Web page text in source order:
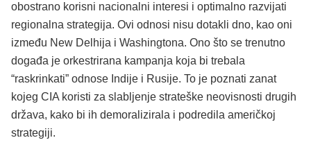
obostrano korisni nacionalni interesi i optimalno razvijati
regionalna strategija. Ovi odnosi nisu dotakli dno, kao oni
između New Delhija i Washingtona. Ono što se trenutno
događa je orkestrirana kampanja koja bi trebala
“raskrinkati” odnose Indije i Rusije. To je poznati zanat
kojeg CIA koristi za slabljenje strateške neovisnosti drugih
država, kako bi ih demoralizirala i podredila američkoj
strategiji.